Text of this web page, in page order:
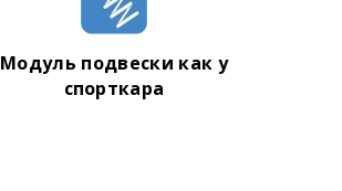
Модуль подвески как у
спорткара